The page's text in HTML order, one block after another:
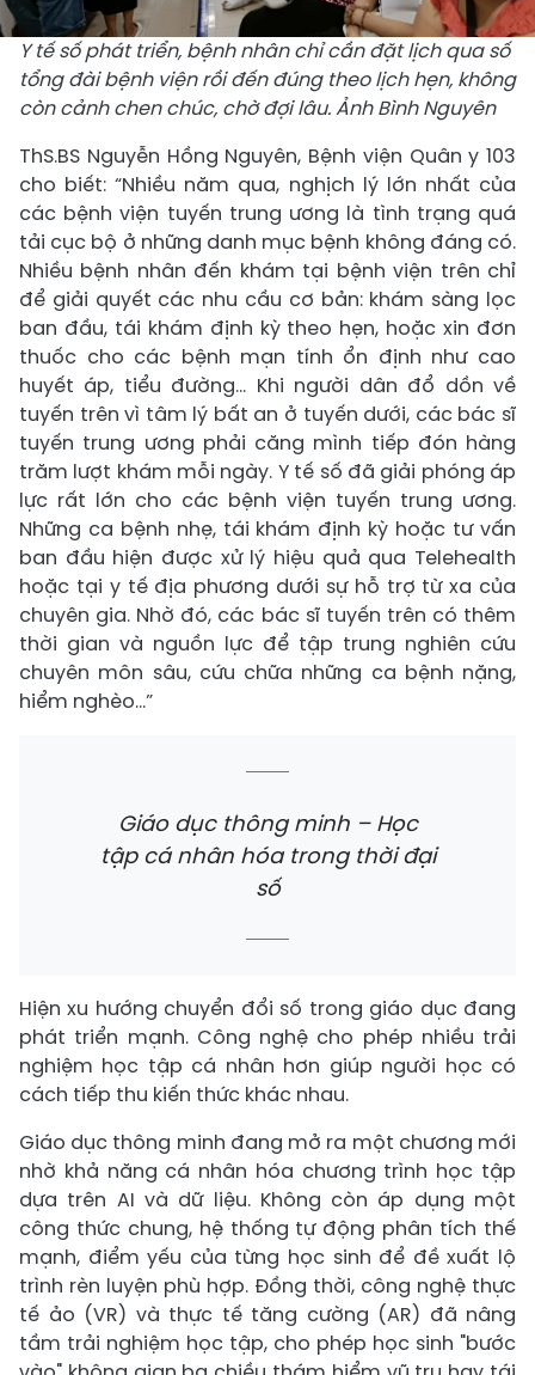
Y tế số phát triển, bệnh nhân chỉ cần đặt lịch qua số
tổng đài bệnh viện rồi đến đúng theo lịch hẹn, không
còn cảnh chen chúc, chờ đợi lâu. Ảnh Bình Nguyên
ThS.BS Nguyễn Hồng Nguyên, Bệnh viện Quân y 103
cho biết: “Nhiều năm qua, nghịch lý lớn nhất của
các bệnh viện tuyến trung ương là tình trạng quá
tải cục bộ ở những danh mục bệnh không đáng có.
Nhiều bệnh nhân đến khám tại bệnh viện trên chỉ
để giải quyết các nhu cầu cơ bản: khám sàng lọc
ban đầu, tái khám định kỳ theo hẹn, hoặc xin đơn
thuốc cho các bệnh mạn tính ổn định như cao
huyết áp, tiểu đường… Khi người dân đổ dồn về
tuyến trên vì tâm lý bất an ở tuyến dưới, các bác sĩ
tuyến trung ương phải căng mình tiếp đón hàng
trăm lượt khám mỗi ngày. Y tế số đã giải phóng áp
lực rất lớn cho các bệnh viện tuyến trung ương.
Những ca bệnh nhẹ, tái khám định kỳ hoặc tư vấn
ban đầu hiện được xử lý hiệu quả qua Telehealth
hoặc tại y tế địa phương dưới sự hỗ trợ từ xa của
chuyên gia. Nhờ đó, các bác sĩ tuyến trên có thêm
thời gian và nguồn lực để tập trung nghiên cứu
chuyên môn sâu, cứu chữa những ca bệnh nặng,
hiểm nghèo...”
Giáo dục thông minh – Học
tập cá nhân hóa trong thời đại
số
Hiện xu hướng chuyển đổi số trong giáo dục đang
phát triển mạnh. Công nghệ cho phép nhiều trải
nghiệm học tập cá nhân hơn giúp người học có
cách tiếp thu kiến thức khác nhau.
Giáo dục thông minh đang mở ra một chương mới
nhờ khả năng cá nhân hóa chương trình học tập
dựa trên AI và dữ liệu. Không còn áp dụng một
công thức chung, hệ thống tự động phân tích thế
mạnh, điểm yếu của từng học sinh để đề xuất lộ
trình rèn luyện phù hợp. Đồng thời, công nghệ thực
tế ảo (VR) và thực tế tăng cường (AR) đã nâng
tầm trải nghiệm học tập, cho phép học sinh "bước